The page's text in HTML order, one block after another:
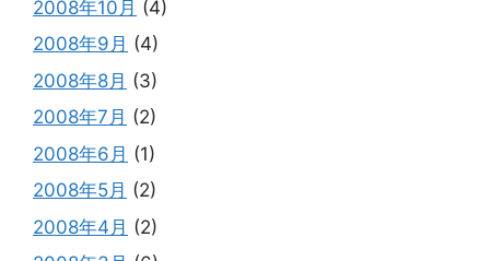
2008年10月 (4)
2008年9月 (4)
2008年8月 (3)
2008年7月 (2)
2008年6月 (1)
2008年5月 (2)
2008年4月 (2)